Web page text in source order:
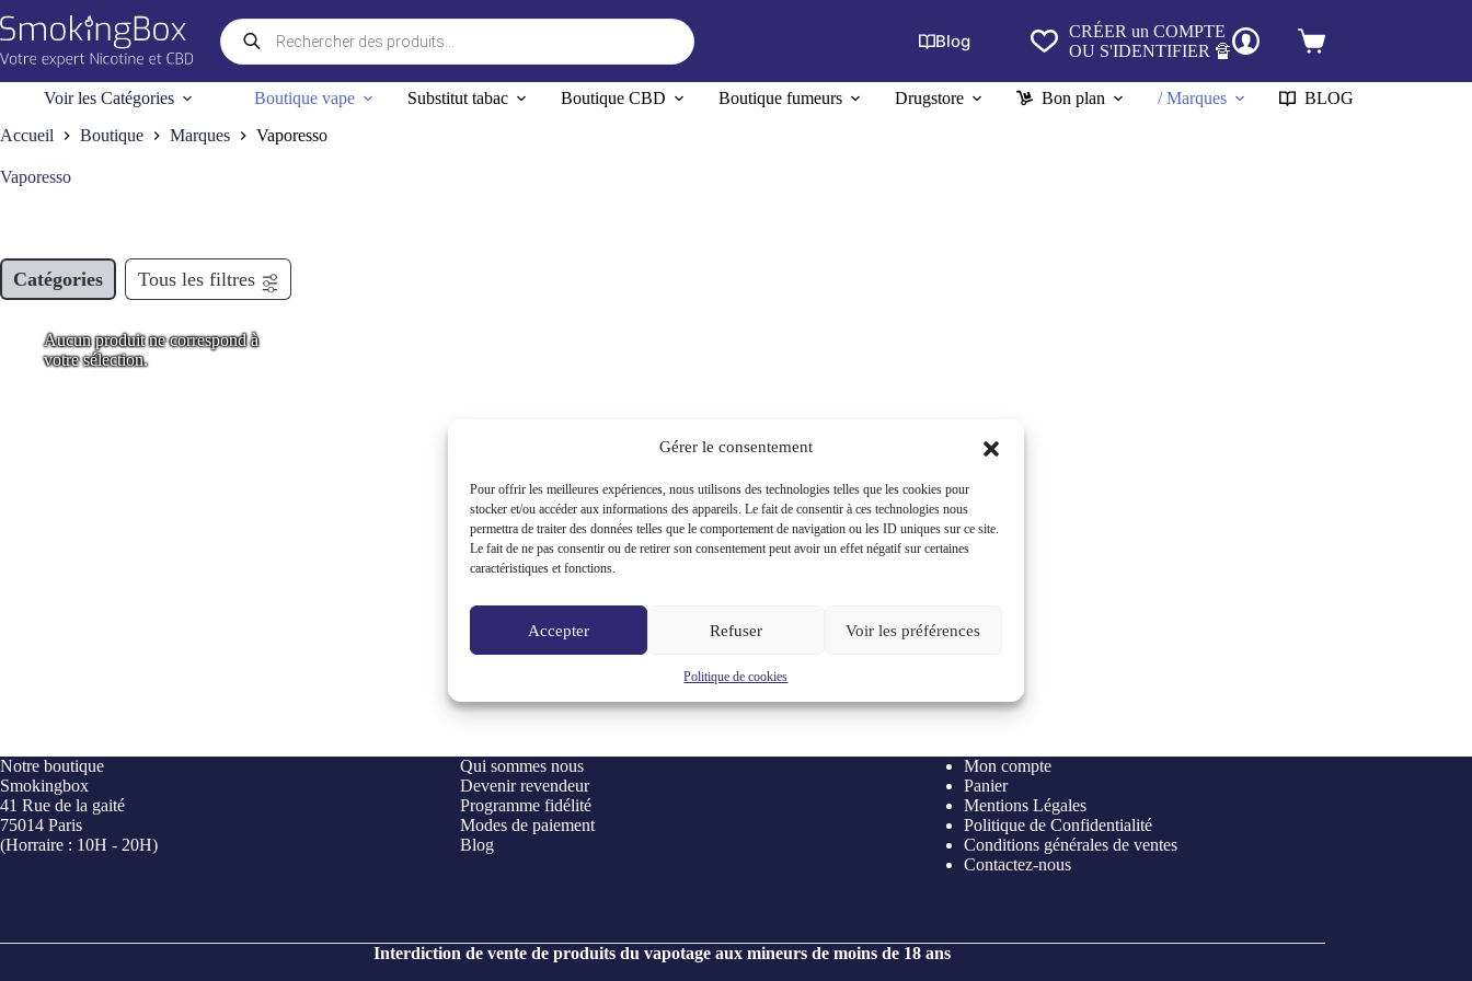
Gérer le consentement
Pour offrir les meilleures expériences, nous utilisons des technologies telles que les cookies pour
stocker et/ou accéder aux informations des appareils. Le fait de consentir à ces technologies nous
permettra de traiter des données telles que le comportement de navigation ou les ID uniques sur ce site.
Le fait de ne pas consentir ou de retirer son consentement peut avoir un effet négatif sur certaines
caractéristiques et fonctions.
Accepter Refuser Voir les préférences
Politique de cookies
au
Recherche
de
produits
Blog
CRÉER un COMPTE
OU S'IDENTIFIER 🔏
Panier
Voir les Catégories
Boutique vape Substitut tabac Boutique CBD Boutique fumeurs Drugstore Bon plan / Marques BLOG
Accueil Boutique Marques Vaporesso
Vaporesso
Catégories Tous les filtres
Aucun produit ne correspond à
votre sélection.
Notre boutique
Smokingbox
41 Rue de la gaité
75014 Paris
(Horraire : 10H - 20H)
Qui sommes nous
Devenir revendeur
Programme fidélité
Modes de paiement
Blog
Mon compte
Panier
Mentions Légales
Politique de Confidentialité
Conditions générales de ventes
Contactez-nous
Interdiction de vente de produits du vapotage aux mineurs de moins de 18 ans